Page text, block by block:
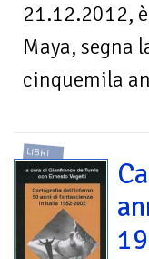
21.12.2012,
Maya, segna
cinquemila
LIBRI